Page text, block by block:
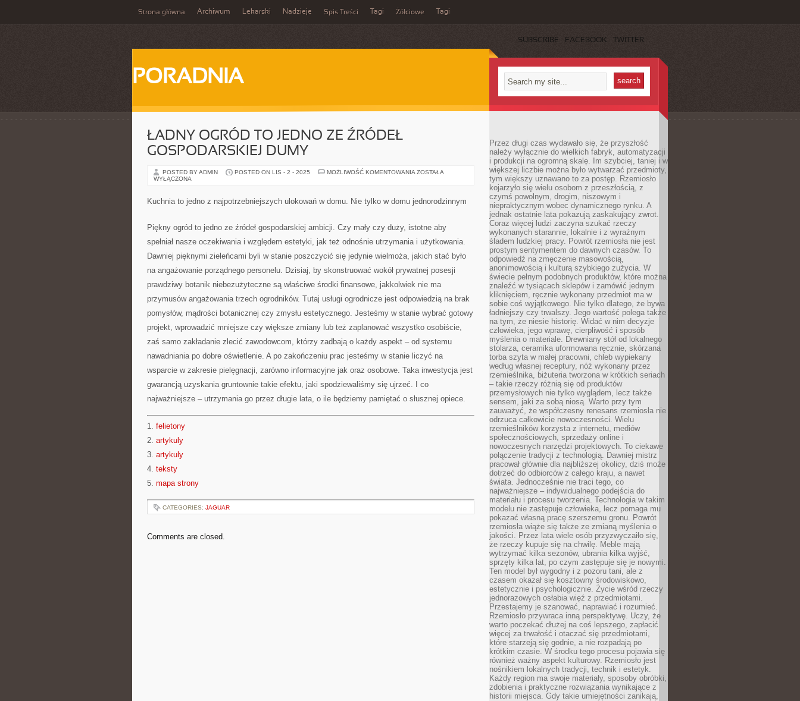
Strona główna Archiwum Lekarski Nadzieje Spis Treści Tagi Żółciowe Tagi
SUBSCRIBE FACEBOOK TWITTER
PORADNIA
ŁADNY OGRÓD TO JEDNO ZE ŹRÓDEŁ
GOSPODARSKIEJ DUMY
POSTED BY ADMIN POSTED ON LIS - 2 - 2025 MOŻLIWOŚĆ KOMENTOWANIA ŁADNY
ZE
ŹRÓDEŁ
ZOSTAŁA
WYŁĄCZONA
Kuchnia to jedno z najpotrzebniejszych ulokowań w domu. Nie tylko w domu jednorodzinnym
Piękny ogród to jedno ze źródeł gospodarskiej ambicji. Czy mały czy duży, istotne aby
spełniał nasze oczekiwania i względem estetyki, jak też odnośnie utrzymania i użytkowania.
Dawniej pięknymi zieleńcami byli w stanie poszczycić się jedynie wielmoża, jakich stać było
na angażowanie porządnego personelu. Dzisiaj, by skonstruować wokół prywatnej posesji
prawdziwy botanik niebezużyteczne są właściwe środki finansowe, jakkolwiek nie ma
przymusów angażowania trzech ogrodników. Tutaj usługi ogrodnicze jest odpowiedzią na brak
pomysłów, mądrości botanicznej czy zmysłu estetycznego. Jesteśmy w stanie wybrać gotowy
projekt, wprowadzić mniejsze czy większe zmiany lub też zaplanować wszystko osobiście,
zaś samo zakładanie zlecić zawodowcom, którzy zadbają o każdy aspekt – od systemu
nawadniania po dobre oświetlenie. A po zakończeniu prac jesteśmy w stanie liczyć na
wsparcie w zakresie pielęgnacji, zarówno informacyjne jak oraz osobowe. Taka inwestycja jest
gwarancją uzyskania gruntownie takie efektu, jaki spodziewaliśmy się ujrzeć. I co
najważniejsze – utrzymania go przez długie lata, o ile będziemy pamiętać o słusznej opiece.
1. felietony
2. artykuly
3. artykuly
4. teksty
5. mapa strony
CATEGORIES: JAGUAR
Comments are closed.
Przez długi czas wydawało się, że przyszłość
należy wyłącznie do wielkich fabryk, automatyzacji
i produkcji na ogromną skalę. Im szybciej, taniej i w
większej liczbie można było wytwarzać przedmioty,
tym większy uznawano to za postęp. Rzemiosło
kojarzyło się wielu osobom z przeszłością, z
czymś powolnym, drogim, niszowym i
niepraktycznym wobec dynamicznego rynku. A
jednak ostatnie lata pokazują zaskakujący zwrot.
Coraz więcej ludzi zaczyna szukać rzeczy
wykonanych starannie, lokalnie i z wyraźnym
śladem ludzkiej pracy. Powrót rzemiosła nie jest
prostym sentymentem do dawnych czasów. To
odpowiedź na zmęczenie masowością,
anonimowością i kulturą szybkiego zużycia. W
świecie pełnym podobnych produktów, które można
znaleźć w tysiącach sklepów i zamówić jednym
kliknięciem, ręcznie wykonany przedmiot ma w
sobie coś wyjątkowego. Nie tylko dlatego, że bywa
ładniejszy czy trwalszy. Jego wartość polega także
na tym, że niesie historię. Widać w nim decyzje
człowieka, jego wprawę, cierpliwość i sposób
myślenia o materiale. Drewniany stół od lokalnego
stolarza, ceramika uformowana ręcznie, skórzana
torba szyta w małej pracowni, chleb wypiekany
według własnej receptury, nóż wykonany przez
rzemieślnika, biżuteria tworzona w krótkich seriach
– takie rzeczy różnią się od produktów
przemysłowych nie tylko wyglądem, lecz także
sensem, jaki za sobą niosą. Warto przy tym
zauważyć, że współczesny renesans rzemiosła nie
odrzuca całkowicie nowoczesności. Wielu
rzemieślników korzysta z internetu, mediów
społecznościowych, sprzedaży online i
nowoczesnych narzędzi projektowych. To ciekawe
połączenie tradycji z technologią. Dawniej mistrz
pracował głównie dla najbliższej okolicy, dziś może
dotrzeć do odbiorców z całego kraju, a nawet
świata. Jednocześnie nie traci tego, co
najważniejsze – indywidualnego podejścia do
materiału i procesu tworzenia. Technologia w takim
modelu nie zastępuje człowieka, lecz pomaga mu
pokazać własną pracę szerszemu gronu. Powrót
rzemiosła wiąże się także ze zmianą myślenia o
jakości. Przez lata wiele osób przyzwyczaiło się,
że rzeczy kupuje się na chwilę. Meble mają
wytrzymać kilka sezonów, ubrania kilka wyjść,
sprzęty kilka lat, po czym zastępuje się je nowymi.
Ten model był wygodny i z pozoru tani, ale z
czasem okazał się kosztowny środowiskowo,
estetycznie i psychologicznie. Życie wśród rzeczy
jednorazowych osłabia więź z przedmiotami.
Przestajemy je szanować, naprawiać i rozumieć.
Rzemiosło przywraca inną perspektywę. Uczy, że
warto poczekać dłużej na coś lepszego, zapłacić
więcej za trwałość i otaczać się przedmiotami,
które starzeją się godnie, a nie rozpadają po
krótkim czasie. W środku tego procesu pojawia się
również ważny aspekt kulturowy. Rzemiosło jest
nośnikiem lokalnych tradycji, technik i estetyk.
Każdy region ma swoje materiały, sposoby obróbki,
zdobienia i praktyczne rozwiązania wynikające z
historii miejsca. Gdy takie umiejętności zanikają,